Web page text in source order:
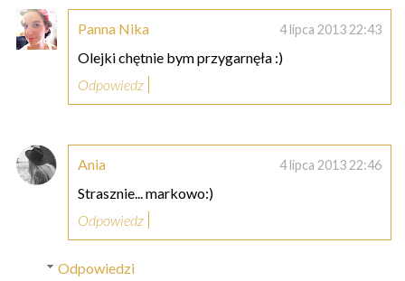
Panna Nika 4 lipca 2013 22:43
Olejki chętnie bym przygarnęła :)
Odpowiedz
Ania 4 lipca 2013 22:46
Strasznie... markowo:)
Odpowiedz
Odpowiedzi